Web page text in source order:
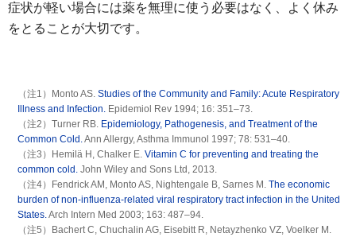
症状が軽い場合には薬を無理に使う必要はなく、よく休み
をとることが大切です。
（注1）Monto AS. Studies of the Community and Family: Acute Respiratory
Illness and Infection. Epidemiol Rev 1994; 16: 351–73.
（注2）Turner RB. Epidemiology, Pathogenesis, and Treatment of the
Common Cold.Ann Allergy, Asthma Immunol 1997; 78: 531–40.
（注3）Hemilä H, Chalker E. Vitamin C for preventing and treating the
common cold. John Wiley and Sons Ltd, 2013.
（注4）Fendrick AM, Monto AS, Nightengale B, Sarnes M. The economic
burden of non-influenza-related viral respiratory tract infection in the United
States.Arch Intern Med 2003; 163: 487–94.
（注5）Bachert C, Chuchalin AG, Eisebitt R, Netayzhenko VZ, Voelker M.